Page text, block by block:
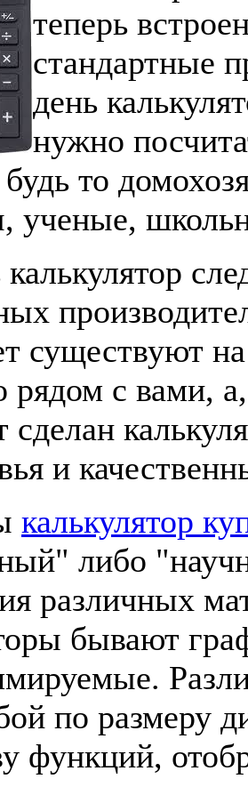
теперь
стандартные
день
нужно
будь то
ученые,
существуют
рядом с вами,
сделан
и
калькулятор
либо
различных
бывают
по размеру
функций,